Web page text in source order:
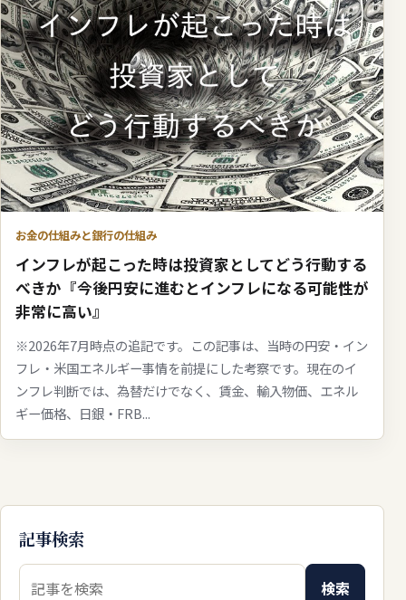
お金の仕組みと銀行の仕組み
インフレが起こった時は投資家としてどう行動する
べきか『今後円安に進むとインフレになる可能性が
非常に高い』
※2026年7月時点の追記です。この記事は、当時の円安・イン
フレ・米国エネルギー事情を前提にした考察です。現在のイ
ンフレ判断では、為替だけでなく、賃金、輸入物価、エネル
ギー価格、日銀・FRB...
記事検索
検索キーワード
検索